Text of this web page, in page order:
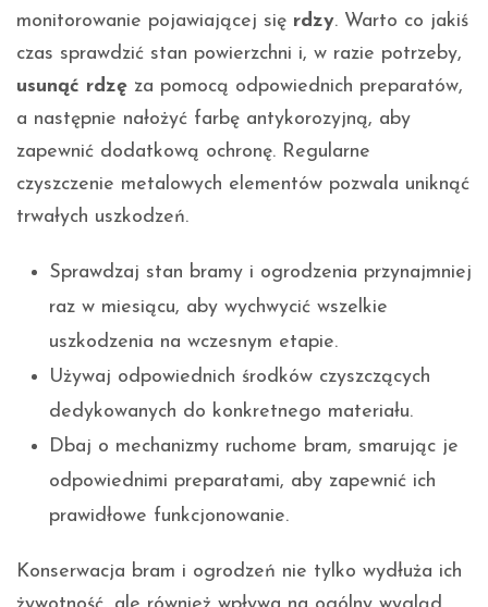
monitorowanie pojawiającej się rdzy. Warto co jakiś
czas sprawdzić stan powierzchni i, w razie potrzeby,
usunąć rdzę za pomocą odpowiednich preparatów,
a następnie nałożyć farbę antykorozyjną, aby
zapewnić dodatkową ochronę. Regularne
czyszczenie metalowych elementów pozwala uniknąć
trwałych uszkodzeń.
Sprawdzaj stan bramy i ogrodzenia przynajmniej
raz w miesiącu, aby wychwycić wszelkie
uszkodzenia na wczesnym etapie.
Używaj odpowiednich środków czyszczących
dedykowanych do konkretnego materiału.
Dbaj o mechanizmy ruchome bram, smarując je
odpowiednimi preparatami, aby zapewnić ich
prawidłowe funkcjonowanie.
Konserwacja bram i ogrodzeń nie tylko wydłuża ich